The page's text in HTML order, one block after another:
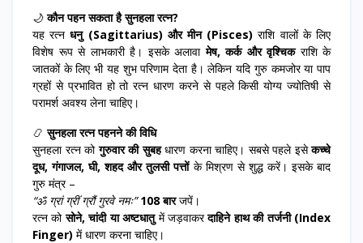
🌙कौन पहन सकता है सुनहला रत्न?
यह रत्नधनु (Sagittarius) और मीन (Pisces) राशि वालों के लिए
विशेष रूप से लाभकारी है। इसके अलावामेष, कर्क और वृश्चिकराशि के
जातकों के लिए भी यह शुभ परिणाम देता है। लेकिन यदि गुरु कमजोर या पाप
ग्रहों से प्रभावित हो तो रत्न धारण करने से पहले किसी योग्य ज्योतिषी से
परामर्श अवश्य लेना चाहिए।
📿सुनहला रत्न पहनने की विधि
सुनहला रत्न कोगुरुवार की सुबहधारण करना चाहिए। सबसे पहले इसेकच्चे
दूध, गंगाजल, घी, शहद और तुलसी पत्तोंके मिश्रण से शुद्ध करें। इसके बाद
गुरु मंत्र –
“ॐ ग्रां ग्रीं ग्रौं गुरवे नमः” 108 बारजपें।
रत्न कोसोने, चांदी या अष्टधातुमें जड़वाकरदाहिने हाथ की तर्जनी (Index
Finger) में धारण करना चाहिए।